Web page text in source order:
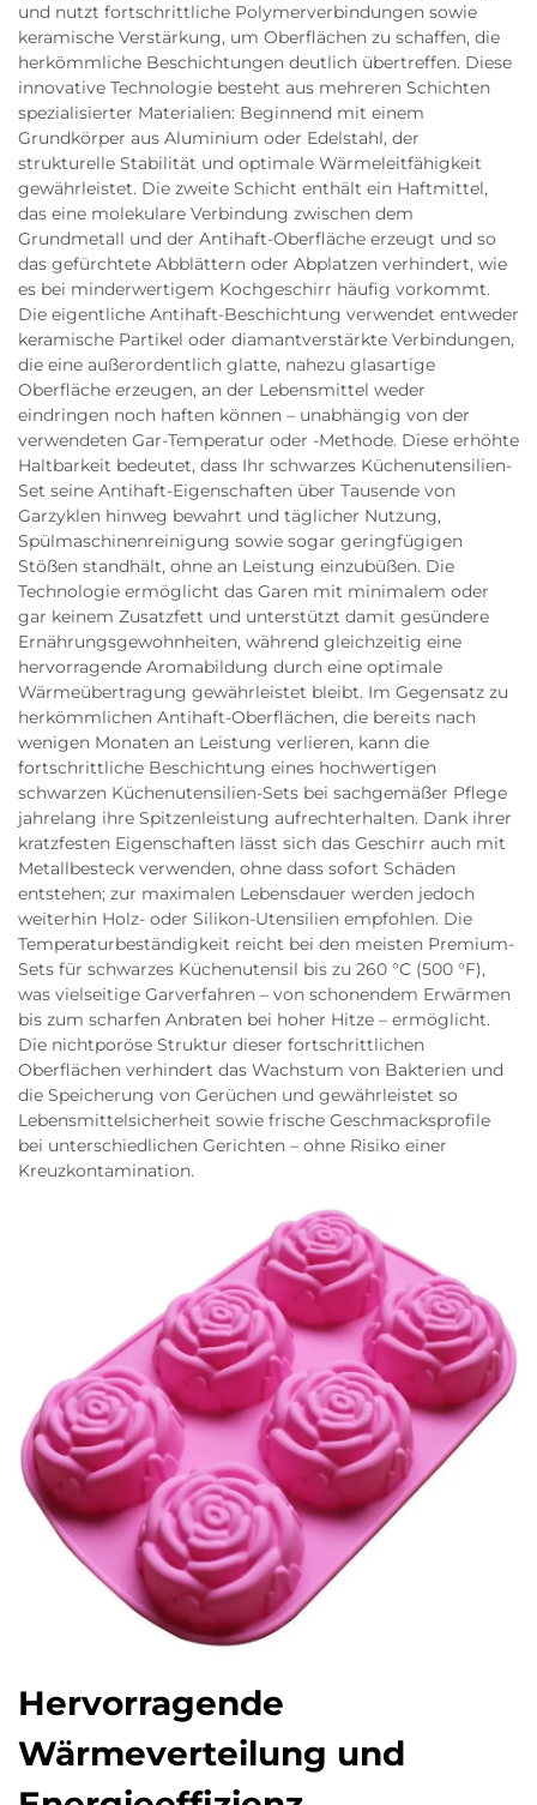
und nutzt fortschrittliche Polymerverbindungen sowie
keramische Verstärkung, um Oberflächen zu schaffen, die
herkömmliche Beschichtungen deutlich übertreffen. Diese
innovative Technologie besteht aus mehreren Schichten
spezialisierter Materialien: Beginnend mit einem
Grundkörper aus Aluminium oder Edelstahl, der
strukturelle Stabilität und optimale Wärmeleitfähigkeit
gewährleistet. Die zweite Schicht enthält ein Haftmittel,
das eine molekulare Verbindung zwischen dem
Grundmetall und der Antihaft-Oberfläche erzeugt und so
das gefürchtete Abblättern oder Abplatzen verhindert, wie
es bei minderwertigem Kochgeschirr häufig vorkommt.
Die eigentliche Antihaft-Beschichtung verwendet entweder
keramische Partikel oder diamantverstärkte Verbindungen,
die eine außerordentlich glatte, nahezu glasartige
Oberfläche erzeugen, an der Lebensmittel weder
eindringen noch haften können – unabhängig von der
verwendeten Gar-Temperatur oder -Methode. Diese erhöhte
Haltbarkeit bedeutet, dass Ihr schwarzes Küchenutensilien-
Set seine Antihaft-Eigenschaften über Tausende von
Garzyklen hinweg bewahrt und täglicher Nutzung,
Spülmaschinenreinigung sowie sogar geringfügigen
Stößen standhält, ohne an Leistung einzubüßen. Die
Technologie ermöglicht das Garen mit minimalem oder
gar keinem Zusatzfett und unterstützt damit gesündere
Ernährungsgewohnheiten, während gleichzeitig eine
hervorragende Aromabildung durch eine optimale
Wärmeübertragung gewährleistet bleibt. Im Gegensatz zu
herkömmlichen Antihaft-Oberflächen, die bereits nach
wenigen Monaten an Leistung verlieren, kann die
fortschrittliche Beschichtung eines hochwertigen
schwarzen Küchenutensilien-Sets bei sachgemäßer Pflege
jahrelang ihre Spitzenleistung aufrechterhalten. Dank ihrer
kratzfesten Eigenschaften lässt sich das Geschirr auch mit
Metallbesteck verwenden, ohne dass sofort Schäden
entstehen; zur maximalen Lebensdauer werden jedoch
weiterhin Holz- oder Silikon-Utensilien empfohlen. Die
Temperaturbeständigkeit reicht bei den meisten Premium-
Sets für schwarzes Küchenutensil bis zu 260 °C (500 °F),
was vielseitige Garverfahren – von schonendem Erwärmen
bis zum scharfen Anbraten bei hoher Hitze – ermöglicht.
Die nichtporöse Struktur dieser fortschrittlichen
Oberflächen verhindert das Wachstum von Bakterien und
die Speicherung von Gerüchen und gewährleistet so
Lebensmittelsicherheit sowie frische Geschmacksprofile
bei unterschiedlichen Gerichten – ohne Risiko einer
Kreuzkontamination.
Hervorragende
Wärmeverteilung und